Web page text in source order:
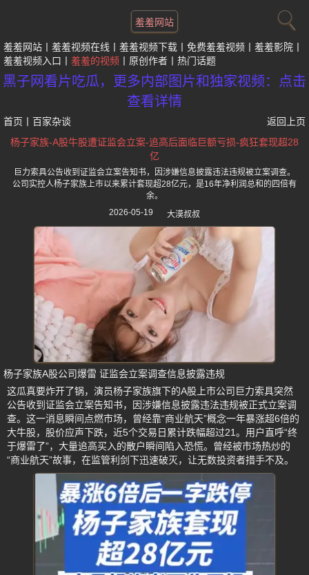
羞羞网站
羞羞网站 羞羞视频在线 羞羞视频下载 免费羞羞视频
羞羞影院
羞羞视频入口
羞羞的视频 原创作者 热门话题
黑子网看片吃瓜，更多内部图片和独家视频：点击
查看详情
首页 百家杂谈
返回上页
杨子家族-A股牛股遭证监会立案-追高后面临巨额亏损-疯狂套现超28
亿
巨力索具公告收到证监会立案告知书，因涉嫌信息披露违法违规被立案调查。
公司实控人杨子家族上市以来累计套现超28亿元，是16年净利润总和的四倍有
余。
2026-05-19
大漠叔叔
杨子家族A股公司爆雷 证监会立案调查信息披露违规
这瓜真要炸开了锅，演员杨子家族旗下的A股上市公司巨力索具突然
公告收到证监会立案告知书，因涉嫌信息披露违法违规被正式立案调
查。这一消息瞬间点燃市场，曾经靠“商业航天”概念一年暴涨超6倍的
大牛股，股价应声下跌，近5个交易日累计跌幅超过21。用户直呼“终
于爆雷了”，大量追高买入的散户瞬间陷入恐慌。曾经被市场热炒的
“商业航天”故事，在监管利剑下迅速破灭，让无数投资者措手不及。